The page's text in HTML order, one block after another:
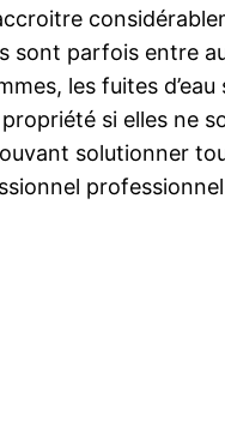
parfois entre
les fuites
si elles ne
solutionner